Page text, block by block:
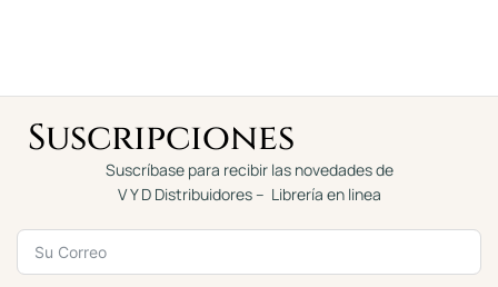
Suscripciones
Suscríbase para recibir las novedades de
V Y D Distribuidores – Librería en linea